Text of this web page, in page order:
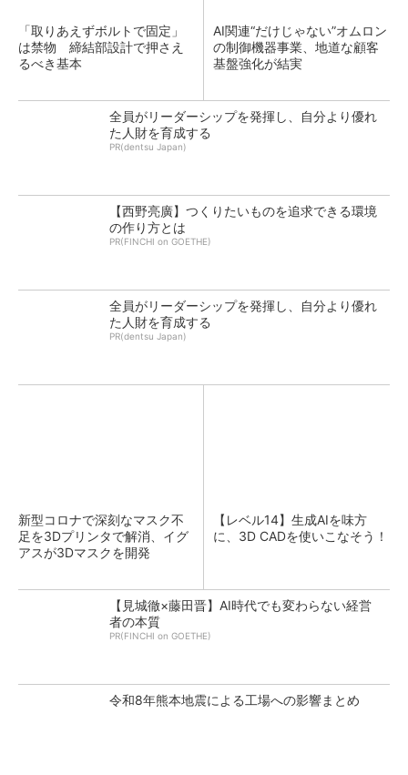
「取りあえずボルトで固定」
は禁物 締結部設計で押さえ
るべき基本
AI関連“だけじゃない”オムロン
の制御機器事業、地道な顧客
基盤強化が結実
全員がリーダーシップを発揮し、自分より優れ
た人財を育成する
PR(dentsu Japan)
【西野亮廣】つくりたいものを追求できる環境
の作り方とは
PR(FINCHI on GOETHE)
全員がリーダーシップを発揮し、自分より優れ
た人財を育成する
PR(dentsu Japan)
新型コロナで深刻なマスク不
足を3Dプリンタで解消、イグ
アスが3Dマスクを開発
【レベル14】生成AIを味方
に、3D CADを使いこなそう！
【見城徹×藤田晋】AI時代でも変わらない経営
者の本質
PR(FINCHI on GOETHE)
令和8年熊本地震による工場への影響まとめ